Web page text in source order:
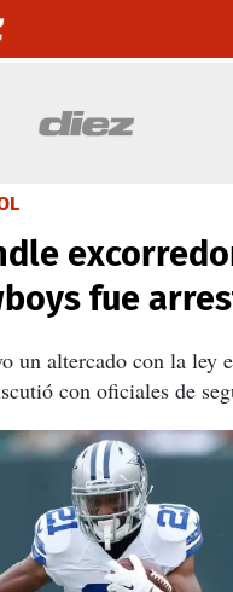
fue
un altercado con la ley
con oficiales de